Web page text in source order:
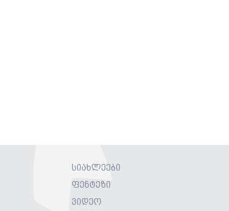
სიახლეები
ფენტეზი
ვიდეო